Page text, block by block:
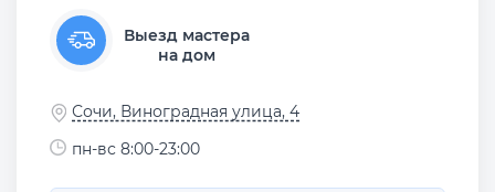
Выезд мастера
на дом
Сочи, Виноградная улица, 4
пн-вс 8:00-23:00